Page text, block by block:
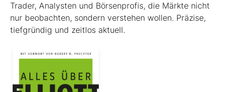
Trader, Analysten und Börsenprofis, die Märkte nicht
nur beobachten, sondern verstehen wollen. Präzise,
tiefgründig und zeitlos aktuell.